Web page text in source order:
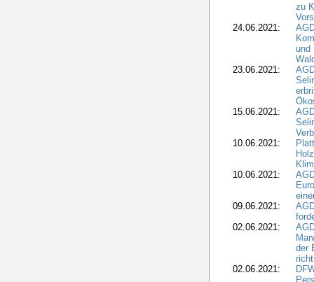
zu
24.06.2021:
und
23.06.2021:
15.06.2021:
10.06.2021:
10.06.2021:
09.06.2021:
02.06.2021:
der
02.06.2021: